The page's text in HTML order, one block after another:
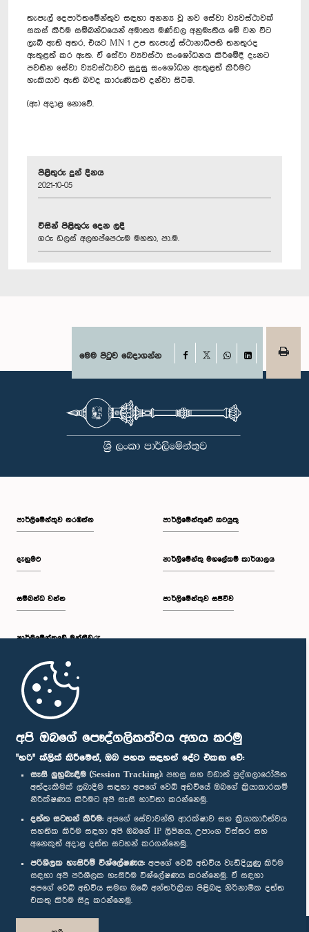
අපි ඔබගේ පෞද්ගලිකත්වය අගය කරමු
"හරි" ක්ලික් කිරීමෙන්, ඔබ පහත සඳහන් දේට එකඟ වේ:
සැසි ලුහුබැඳීම (Session Tracking): පහසු සහ වඩාත් පුද්ගලාරෝපිත
අත්දැකීමක් ලබාදීම සඳහා අපගේ වෙබ් අඩවියේ ඔබගේ ක්‍රියාකාරකම්
නිරීක්ෂණය කිරීමට අපි සැසි භාවිතා කරන්නෙමු.
දත්ත සටහන් කිරීම: අපගේ සේවාවන්හි ආරක්ෂාව සහ ක්‍රියාකාරීත්වය
සහතික කිරීම සඳහා අපි ඔබගේ IP ලිපිනය, උපාංග විස්තර සහ
අනෙකුත් අදාළ දත්ත සටහන් කරගන්නෙමු.
පරිශීලක හැසිරීම් විශ්ලේෂණය: අපගේ වෙබ් අඩවිය වැඩිදියුණු කිරීම
සඳහා අපි පරිශීලක හැසිරීම විශ්ලේෂණය කරන්නෙමු. ඒ සඳහා
අපගේ වෙබ් අඩවිය සමඟ ඔබේ අන්තර්ක්‍රියා පිළිබඳ නිර්නාමික දත්ත
එකතු කිරීම සිදු කරන්නෙමු.
තැපැල් දෙපාර්තමේන්තුව සඳහා අනන්‍ය වූ නව සේවා ව්‍යවස්ථාවක්
සකස් කිරීම සම්බන්ධයෙන් අමාත්‍ය මණ්ඩල අනුමැතිය මේ වන විට
ලැබී ඇති අතර, එයට MN 1 උප තැපැල් ස්ථානාධිපති තනතුරද
ඇතුළත් කර ඇත. ඒ සේවා ව්‍යවස්ථා සංශෝධනය කිරීමේදී දැනට
පවතින සේවා ව්‍යවස්ථාවට සුදුසු සංශෝධන ඇතුළත් කිරීමට
හැකියාව ඇති බවද කාරුණිකව දන්වා සිටිමි.
(ඇ) අදාළ නොවේ.
පිළිතුරු දුන් දිනය
2021-10-05
විසින් පිළිතුරු දෙන ලදී
ගරු ඩලස් අලහප්පෙරුම මහතා, පා.ම.
මෙම පිටුව බෙදාගන්න Facebook
WhatsAppLinkedIn
පාර්ලි‌මේන්තුව නරඹන්න
දැනුමට
සම්බන්ධ වන්න
පාර්ලි‌මේන්තුවේ මන්ත්‍රීවරු
මුල් පිටුව
පාර්ලිමේන්තුවේ කටයුතු
පාර්ලිමේන්තු මහලේකම් කාර්යාලය
පාර්ලිමේන්තුව සජීවීව
පාර්ලිමේන්තු ජංගම යෙදුම
අප හා සම්බන්ධ වී සිටින්න :
සම්මාන
පෞද්ගලිකත්ව ප්‍රතිපත්තිය